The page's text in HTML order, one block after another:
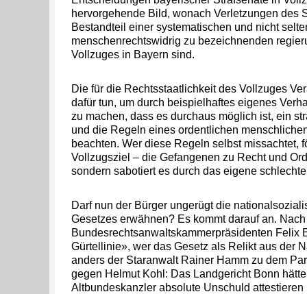
hervorgehende Bild, wonach Verletzungen des
Bestandteil einer systematischen und nicht
menschenrechtswidrig zu bezeichnenden
Vollzuges in Bayern sind.
Die für die Rechtsstaatlichkeit des Vollzuges
dafür tun, um durch beispielhaftes eigenes
zu machen, dass es durchaus möglich ist, ein
und die Regeln eines ordentlichen
beachten. Wer diese Regeln selbst missachtet,
Vollzugsziel – die Gefangenen zu Recht und
sondern sabotiert es durch das eigene
Darf nun der Bürger ungerügt die
Gesetzes erwähnen? Es kommt darauf an.
Bundesrechtsanwaltskammerpräsidenten Felix
Gürtellinie», wer das Gesetz als Relikt aus der
anders der Staranwalt Rainer Hamm zu dem
gegen Helmut Kohl: Das Landgericht Bonn
Altbundeskanzler absolute Unschuld